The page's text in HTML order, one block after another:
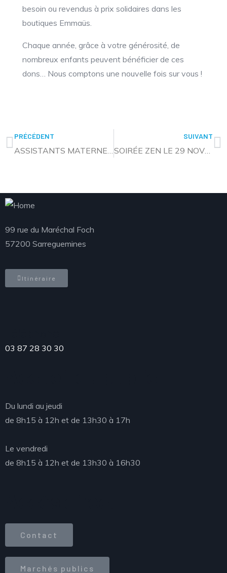
besoin ou revendus à prix solidaires dans les
boutiques Emmaüs.
Chaque année, grâce à votre générosité, de
nombreux enfants peuvent bénéficier de ces
dons… Nous comptons une nouvelle fois sur vous !
PRÉCÉDENT
ASSISTANTS MATERNELS : UN VRAI MÉTIER
SUIVANT
SOIRÉE ZEN LE 29 NOVEMBRE
99 rue du Maréchal Foch
57200 Sarreguemines
Itinéraire
03 87 28 30 30
Du lundi au jeudi
de 8h15 à 12h et de 13h30 à 17h
Le vendredi
de 8h15 à 12h et de 13h30 à 16h30
Contact
Marchés publics